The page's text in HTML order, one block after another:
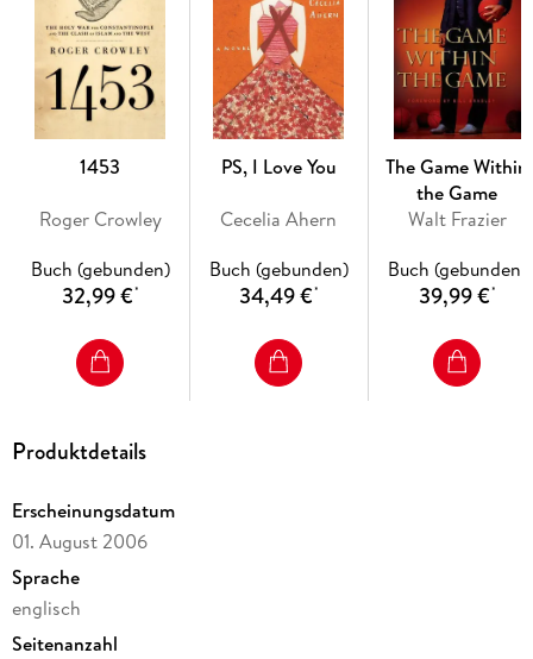
1453
Roger Crowley
Buch (gebunden)
32,99 €*
PS, I Love You
Cecelia Ahern
Buch (gebunden)
34,49 €*
The Game Within
the Game
Walt Frazier
Buch (gebunden)
39,99 €*
Produktdetails
Erscheinungsdatum
01. August 2006
Sprache
englisch
Seitenanzahl